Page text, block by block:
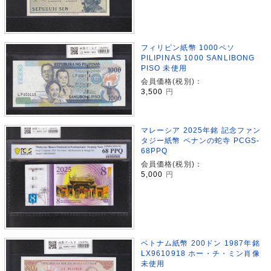
フィリピン紙幣 1000ペソ
PILIPINAS 1000 SANLIBONG
PISO 未使用
会員価格(税別)：
3,500 円
マレーシア 2025年銘 記念ファン
タジー紙幣 ペナンの蛇寺 PCGS-
68PPQ
会員価格(税別)：
5,000
円
ベトナム紙幣 200ドン 1987年銘
LX9610918 ホー・チ・ミン肖像
未使用